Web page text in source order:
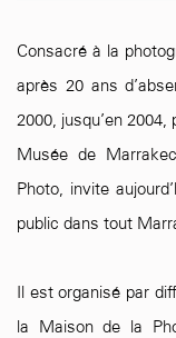
Consacré à la
après 20 ans
2000, jusqu’en
Musée de
Photo, invite
public dans tout
Il est organisé par
la Maison de la